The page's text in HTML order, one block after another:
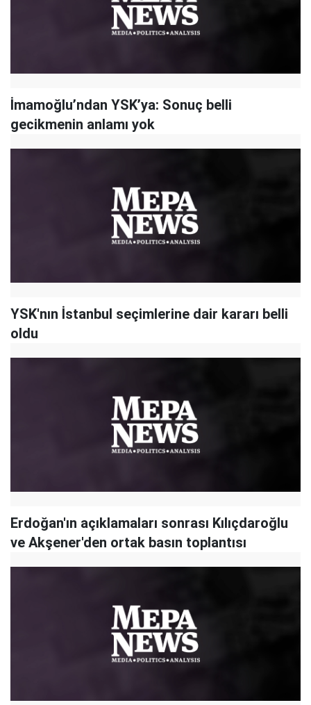
İmamoğlu’ndan YSK’ya: Sonuç belli
gecikmenin anlamı yok
YSK'nın İstanbul seçimlerine dair kararı belli
oldu
Erdoğan'ın açıklamaları sonrası Kılıçdaroğlu
ve Akşener'den ortak basın toplantısı